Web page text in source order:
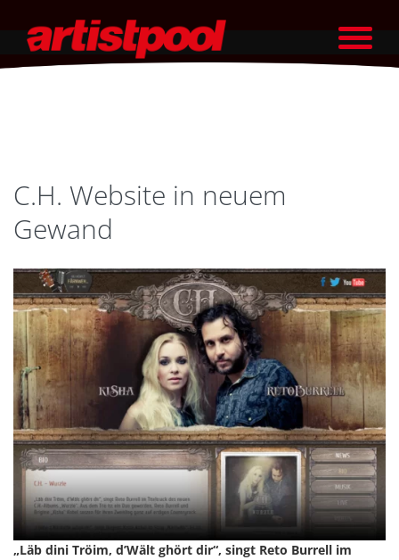
C.H. Website in neuem
Gewand
„Läb dini Tröim, d’Wält ghört dir“, singt Reto Burrell im